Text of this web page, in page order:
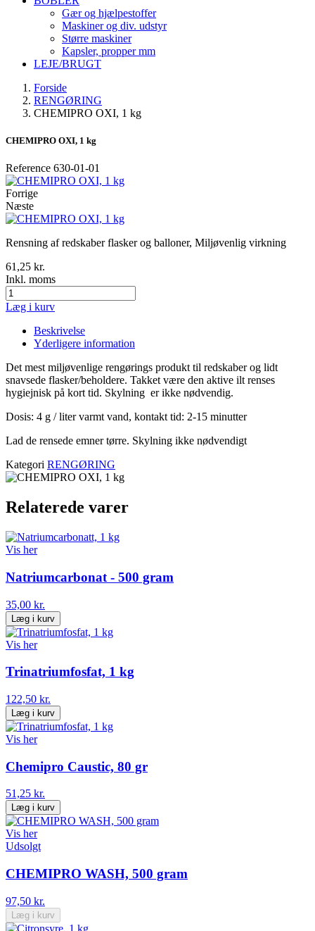
Gær og hjælpestoffer
Maskiner og div. udstyr
Større maskiner
Kapsler, propper mm
LEJE/BRUGT
Forside
RENGØRING
CHEMIPRO OXI, 1 kg
CHEMIPRO OXI, 1 kg
Reference 630-01-01
Forrige
Næste
Rensning af redskaber flasker og balloner, Miljøvenlig virkning
61,25 kr.
Inkl. moms
Læg i kurv
Beskrivelse
Yderligere information
Det mest miljøvenlige rengørings produkt til redskaber og lidt
snavsede flasker/beholdere. Takket være den aktive ilt renses
hygiejnisk på kort tid. Skylning er ikke nødvendig.
Dosis: 4 g / liter varmt vand, kontakt tid: 2-15 minutter
Lad de rensede emner tørre. Skylning ikke nødvendigt
Kategori RENGØRING
Relaterede varer
Vis her
Natriumcarbonat - 500 gram
35,00 kr.
Læg i kurv
Vis her
Trinatriumfosfat, 1 kg
122,50 kr.
Læg i kurv
Vis her
Chemipro Caustic, 80 gr
51,25 kr.
Læg i kurv
Vis her
Udsolgt
CHEMIPRO WASH, 500 gram
97,50 kr.
Læg i kurv